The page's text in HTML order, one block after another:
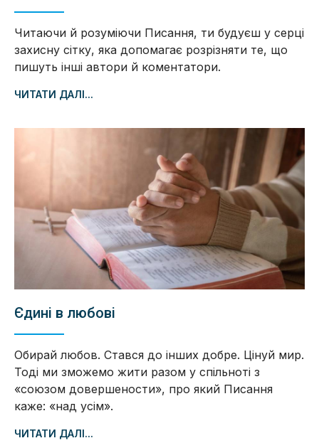
Читаючи й розуміючи Писання, ти будуєш у серці
захисну сітку, яка допомагає розрізняти те, що
пишуть інші автори й коментатори.
ЧИТАТИ ДАЛІ...
Єдині в любові
Обирай любов. Стався до інших добре. Цінуй мир.
Тоді ми зможемо жити разом у спільноті з
«союзом довершености», про який Писання
каже: «над усім».
ЧИТАТИ ДАЛІ...